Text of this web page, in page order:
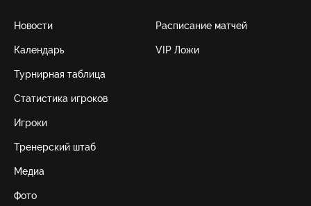
Новости
Календарь
Турнирная таблица
Статистика игроков
Игроки
Тренерский штаб
Медиа
Фото
Расписание матчей
VIP Ложи